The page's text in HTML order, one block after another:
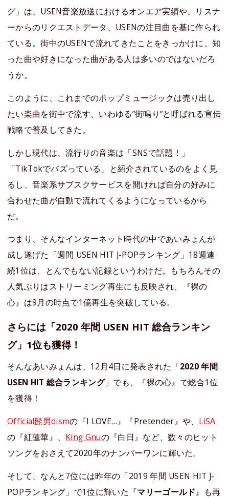
グ」は、USEN音楽放送におけるオンエア実績や、リスナ
ーからのリクエストデータ、USENの注目曲を基に作られ
ている。街中のUSENで流れてきたことをきっかけに、知
った曲や好きになった曲がある人は多いのではないだろ
うか。
このように、これまでのポップミュージックは売り出し
たい楽曲を街中で流す、いわゆる”街鳴り”と呼ばれる宣伝
戦略で普及してきた。
しかし現代は、流行りの音楽は「SNSで話題！」
「TikTokでバズっている」と紹介されているのをよく見
るし、音楽系サブスクサービスを開ければ自分の好みに
合わせた曲が自動で流れてくるようになっているから
だ。
つまり、そんなインターネット時代の中であいみょんが
成し遂げた「週間 USEN HIT J-POPランキング」18週連
続1位は、とんでもない記録というわけだ。もちろんその
人気ぶりはストリーミング再生にも反映され、『裸の
心』は9月の時点で1億再生を突破している。
さらには「2020 年間 USEN HIT 総合ランキン
グ」1位も獲得！
そんなあいみょんは、12月4日に発表された「2020 年間
USEN HIT 総合ランキング」でも、『裸の心』で総合1位
を獲得！
Official髭男dismの『I LOVE…』『Pretender』や、 LiSA
の『紅蓮華』、 King Gnuの『白日』など、数々のヒット
ソングをおさえて2020年のナンバーワンに輝いた。
そして、なんと7位には昨年の「2019 年間 USEN HIT J-
POPランキング」で1位に輝いた『マリーゴールド』も再